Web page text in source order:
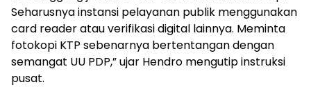
Seharusnya instansi pelayanan publik menggunakan
card reader atau verifikasi digital lainnya. Meminta
fotokopi KTP sebenarnya bertentangan dengan
semangat UU PDP,” ujar Hendro mengutip instruksi
pusat.